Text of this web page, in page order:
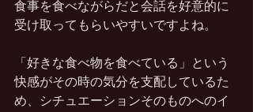
食事を食べながらだと会話を好意的に
受け取ってもらいやすいですよね。
「好きな食べ物を食べている」という
快感がその時の気分を支配しているた
め、シチュエーションそのものへのイ